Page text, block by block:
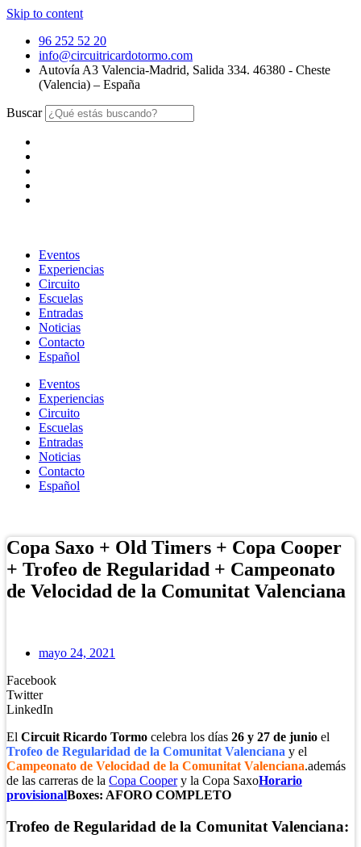
Skip to content
96 252 52 20
info@circuitricardotormo.com
Autovía A3 Valencia-Madrid, Salida 334. 46380 - Cheste
(Valencia) – España
Buscar
Eventos
Experiencias
Circuito
Escuelas
Entradas
Noticias
Contacto
Español
Eventos
Experiencias
Circuito
Escuelas
Entradas
Noticias
Contacto
Español
Copa Saxo + Old Timers + Copa Cooper
+ Trofeo de Regularidad + Campeonato
de Velocidad de la Comunitat Valenciana
mayo 24, 2021
Facebook
Twitter
LinkedIn
El Circuit Ricardo Tormo celebra los días 26 y 27 de junio el
Trofeo de Regularidad de la Comunitat Valenciana y el
Campeonato de Velocidad de la Comunitat Valenciana.además
de las carreras de la Copa Coopery la Copa SaxoHorario
provisionalBoxes: AFORO COMPLETO
Trofeo de Regularidad de la Comunitat Valenciana: